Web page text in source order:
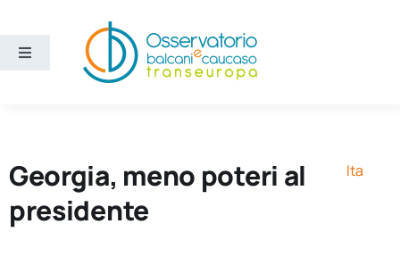
contenuto
Toggle
Ricerca e divulgazione
Georgia, meno poteri al
presidente
Ita